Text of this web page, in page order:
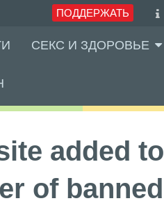
ПОДДЕРЖАТЬ
СЕКС И ЗДОРОВЬЕ
added to
of banned